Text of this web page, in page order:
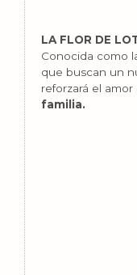
LA FLOR DE
Conocida como
que buscan un
reforzará el amor
familia.